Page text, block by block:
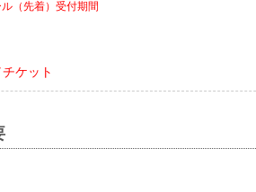
（先着）受付期間
ケット